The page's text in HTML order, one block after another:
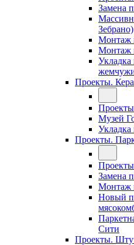
Замена
Зебрано)
Монтаж
Монтаж
Проекты.
Музей
Укладка
Проекты.
Замена
Монтаж
Новый
Сити
Проекты.